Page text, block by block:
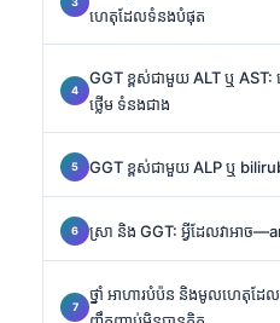
ហេតុដែលទំនងបំផុត
GGT ខ្ពស់ជាមួយ ALT ឬ
ថ្លើម ទំនងជាង
GGT ខ្ពស់ជាមួយ ALP ឬ
ស្រា និង GGT: អ្វីដែលវាអាច
ថ្នាំ អាហារបំប៉ន និងមូលហេតុដែល